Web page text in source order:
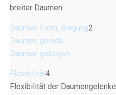
breiter Daumen
Daumen Form, Biegung2
Daumen gerade
Daumen gebogen
Flexibilität4
Flexibilität der Daumengelenke